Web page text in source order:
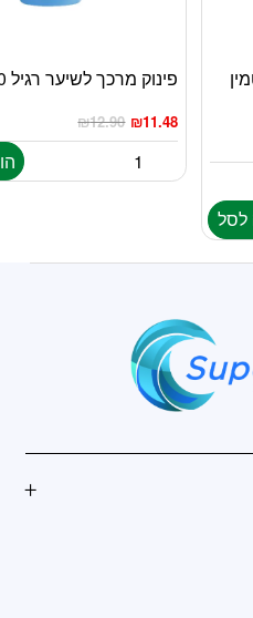
לסל
פינוק מרכך לשיער רגיל 700מ”ל
₪12.90 ₪11.48